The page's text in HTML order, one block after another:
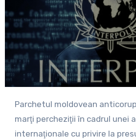
Parchetul moldovean anticorupţie a desfăşurat
marţi percheziţii în cadrul unei
internaţionale cu privire la